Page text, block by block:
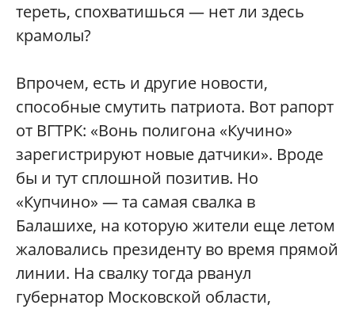
тереть, спохватишься — нет ли здесь
крамолы?
Впрочем, есть и другие новости,
способные смутить патриота. Вот рапорт
от ВГТРК: «Вонь полигона «Кучино»
зарегистрируют новые датчики». Вроде
бы и тут сплошной позитив. Но
«Купчино» — та самая свалка в
Балашихе, на которую жители еще летом
жаловались президенту во время прямой
линии. На свалку тогда рванул
губернатор Московской области,